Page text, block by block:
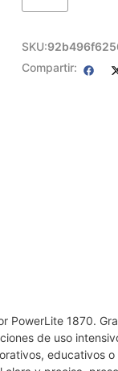
SKU:
Compartir:
PowerLite 1870.
de uso
educativos